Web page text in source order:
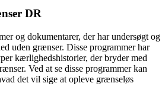
DR
og dokumentarer, der har undersøgt og
uden grænser. Disse programmer har
kærlighedshistorier, der bryder med
Ved at se disse programmer kan
det vil sige at opleve grænseløs